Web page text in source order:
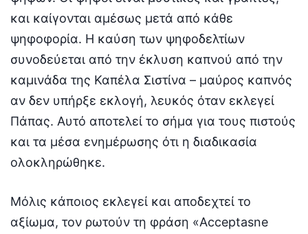
και καίγονται αμέσως μετά από κάθε
ψηφοφορία. Η καύση των ψηφοδελτίων
συνοδεύεται από την έκλυση καπνού από την
καμινάδα της Καπέλα Σιστίνα – μαύρος καπνός
αν δεν υπήρξε εκλογή, λευκός όταν εκλεγεί
Πάπας. Αυτό αποτελεί το σήμα για τους πιστούς
και τα μέσα ενημέρωσης ότι η διαδικασία
ολοκληρώθηκε.
Μόλις κάποιος εκλεγεί και αποδεχτεί το
αξίωμα, τον ρωτούν τη φράση «Acceptasne